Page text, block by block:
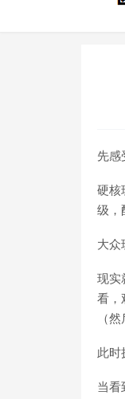
先感
硬核
级，
大众
现实
看，
（
此时
当看